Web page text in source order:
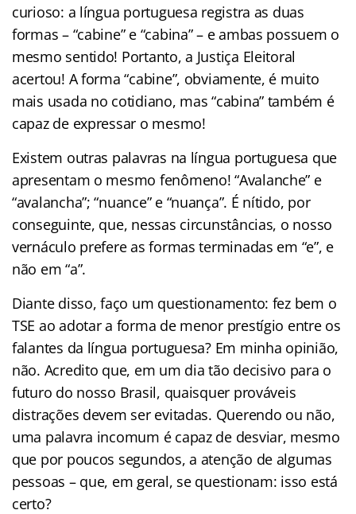
curioso: a língua portuguesa registra as duas
formas – “cabine” e “cabina” – e ambas possuem o
mesmo sentido! Portanto, a Justiça Eleitoral
acertou! A forma “cabine”, obviamente, é muito
mais usada no cotidiano, mas “cabina” também é
capaz de expressar o mesmo!
Existem outras palavras na língua portuguesa que
apresentam o mesmo fenômeno! “Avalanche” e
“avalancha”; “nuance” e “nuança”. É nítido, por
conseguinte, que, nessas circunstâncias, o nosso
vernáculo prefere as formas terminadas em “e”, e
não em “a”.
Diante disso, faço um questionamento: fez bem o
TSE ao adotar a forma de menor prestígio entre os
falantes da língua portuguesa? Em minha opinião,
não. Acredito que, em um dia tão decisivo para o
futuro do nosso Brasil, quaisquer prováveis
distrações devem ser evitadas. Querendo ou não,
uma palavra incomum é capaz de desviar, mesmo
que por poucos segundos, a atenção de algumas
pessoas – que, em geral, se questionam: isso está
certo?